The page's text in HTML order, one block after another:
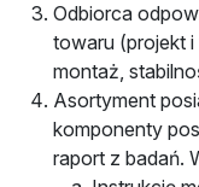
Odbiorca
towaru (projekt
montaż,
Asortyment
komponenty
raport z badań.